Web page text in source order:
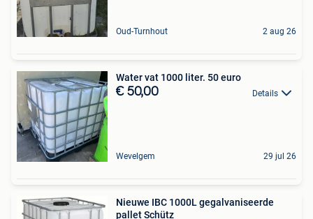
Oud-Turnhout 2 aug 26
Water vat 1000 liter. 50 euro
€ 50,00 Details
Wevelgem 29 jul 26
Nieuwe IBC 1000L gegalvaniseerde
pallet Schütz